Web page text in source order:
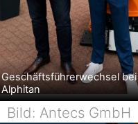
Geschäftsführerwechsel bei
Alphitan
Bild: Antecs GmbH